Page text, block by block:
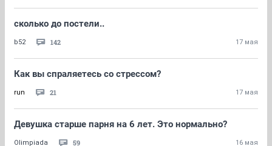
сколько до постели..
b52 142 17 мая
Как вы спраляетесь со стрессом?
run 21 17 мая
Девушка старше парня на 6 лет. Это нормально?
Olimpiada 59 16 мая